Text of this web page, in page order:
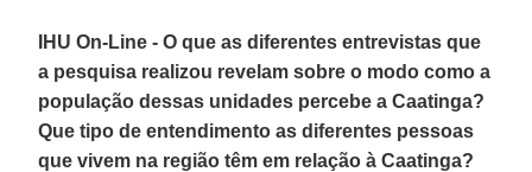
IHU On-Line - O que as diferentes entrevistas que
a pesquisa realizou revelam sobre o modo como a
população dessas unidades percebe a Caatinga?
Que tipo de entendimento as diferentes pessoas
que vivem na região têm em relação à Caatinga?